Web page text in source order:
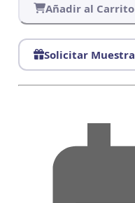
Añadir al Carrito
Solicitar Muestra